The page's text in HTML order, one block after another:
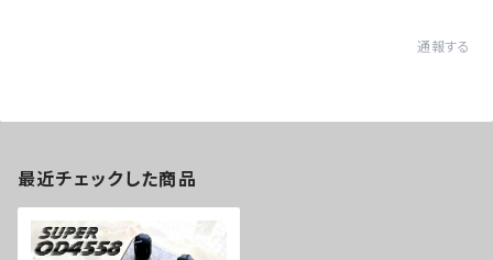
通報する
最近チェックした商品